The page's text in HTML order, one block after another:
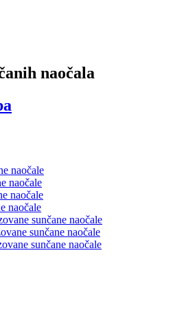
naočala
naočale
naočale
naočale
naočale
sunčane naočale
sunčane naočale
sunčane naočale